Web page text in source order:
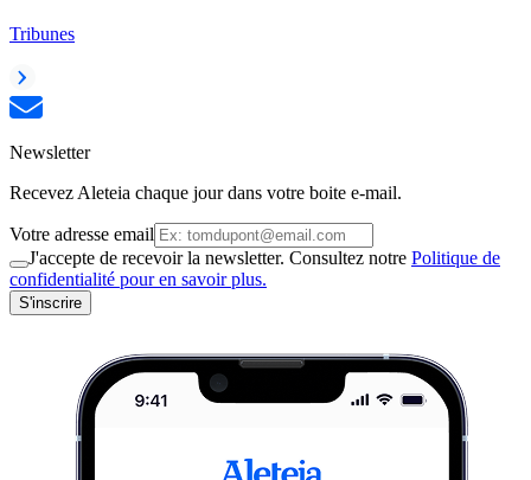
Tribunes
Newsletter
Recevez Aleteia chaque jour dans votre boite e-mail.
Votre adresse email
J'accepte de recevoir la newsletter. Consultez notre Politique de
confidentialité pour en savoir plus.
S'inscrire